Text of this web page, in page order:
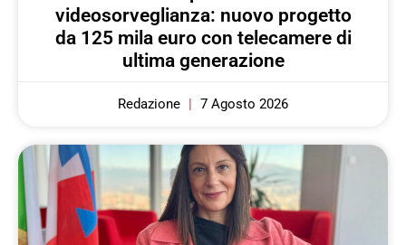
videosorveglianza: nuovo progetto
da 125 mila euro con telecamere di
ultima generazione
Redazione 7 Agosto 2026